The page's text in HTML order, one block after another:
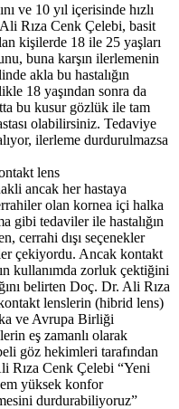
ve 10 yıl içerisinde hızlı
Rıza Cenk Çelebi, basit
kişilerde 18 ile 25 yaşları
buna karşın ilerlemenin
akla bu hastalığın
18 yaşından sonra da
bu kusur gözlük ile tam
olabilirsiniz. Tedaviye
ilerleme durdurulmazsa
lens
ancak her hastaya
olan kornea içi halka
gibi tedaviler ile hastalığın
cerrahi dışı seçenekler
çekiyordu. Ancak kontakt
kullanımda zorluk çektiğini
belirten Doç. Dr. Ali Rıza
lenslerin (hibrid lens)
ve Avrupa Birliği
eş zamanlı olarak
göz hekimleri tarafından
Rıza Cenk Çelebi “Yeni
yüksek konfor
durdurabiliyoruz”